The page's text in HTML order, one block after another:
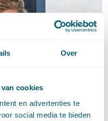
Over
cookies
en advertenties te
social media te bieden